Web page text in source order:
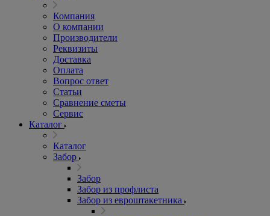
Компания
О компании
Производители
Реквизиты
Доставка
Оплата
Вопрос ответ
Статьи
Сравнение сметы
Сервис
Каталог
Каталог
Забор
Забор
Забор из профлиста
Забор из евроштакетника